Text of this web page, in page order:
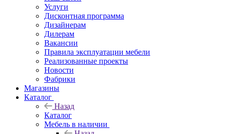
Услуги
Дисконтная программа
Дизайнерам
Дилерам
Вакансии
Правила эксплуатации мебели
Реализованные проекты
Новости
Фабрики
Магазины
Каталог
Назад
Каталог
Мебель в наличии